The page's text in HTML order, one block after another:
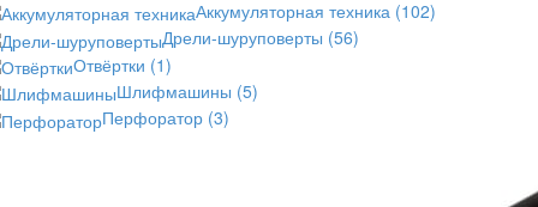
Аккумуляторная техника (102)
Дрели-шуруповерты (56)
Отвёртки (1)
Шлифмашины (5)
Перфоратор (3)